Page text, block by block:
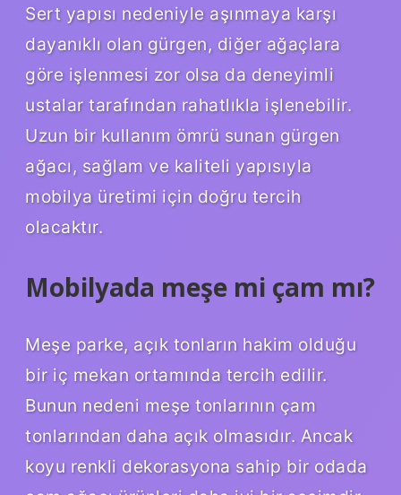
Sert yapısı nedeniyle aşınmaya karşı
dayanıklı olan gürgen, diğer ağaçlara
göre işlenmesi zor olsa da deneyimli
ustalar tarafından rahatlıkla işlenebilir.
Uzun bir kullanım ömrü sunan gürgen
ağacı, sağlam ve kaliteli yapısıyla
mobilya üretimi için doğru tercih
olacaktır.
Mobilyada meşe mi çam mı?
Meşe parke, açık tonların hakim olduğu
bir iç mekan ortamında tercih edilir.
Bunun nedeni meşe tonlarının çam
tonlarından daha açık olmasıdır. Ancak
koyu renkli dekorasyona sahip bir odada